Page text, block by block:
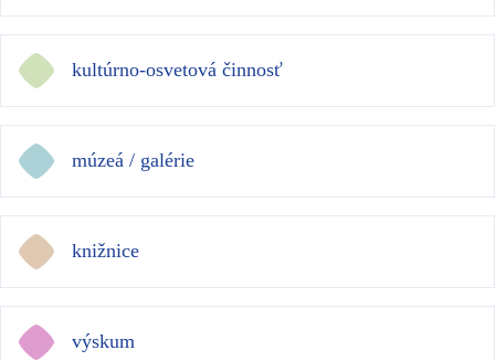
kultúrno-osvetová činnosť
múzeá / galérie
knižnice
výskum